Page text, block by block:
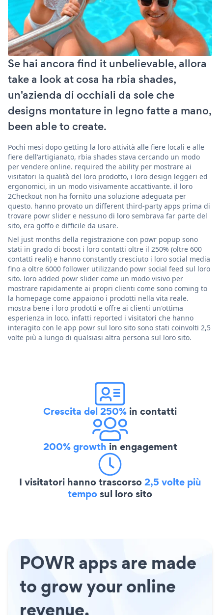
Se hai ancora find it unbelievable, allora
take a look at cosa ha rbia shades,
un'azienda di occhiali da sole che
designs montature in legno fatte a mano,
been able to create.
Pochi mesi dopo getting la loro attività alle fiere locali e alle
fiere dell'artigianato, rbia shades stava cercando un modo
per vendere online. required the ability per mostrare ai
visitatori la qualità del loro prodotto, i loro design leggeri ed
ergonomici, in un modo visivamente accattivante. il loro
2Checkout non ha fornito una soluzione adeguata per
questo. hanno provato un different third-party apps prima di
trovare powr slider e nessuno di loro sembrava far parte del
sito, era goffo e difficile da usare.
Nel just months della registrazione con powr popup sono
stati in grado di boost i loro contatti oltre il 250% (oltre 600
contatti reali) e hanno constantly cresciuto i loro social media
fino a oltre 6000 follower utilizzando powr social feed sul loro
sito. loro added powr slider come un modo visivo per
mostrare rapidamente ai propri clienti come sono coming to
la homepage come appaiono i prodotti nella vita reale.
mostra bene i loro prodotti e offre ai clienti un'ottima
esperienza in loco. infatti reported i visitatori che hanno
interagito con le app powr sul loro sito sono stati coinvolti 2,5
volte più a lungo di qualsiasi altra persona sul loro sito.
Crescita del 250% in contatti
200% growth in engagement
I visitatori hanno trascorso2,5 volte più
temposul loro sito
POWR apps are made
to grow your online
revenue.